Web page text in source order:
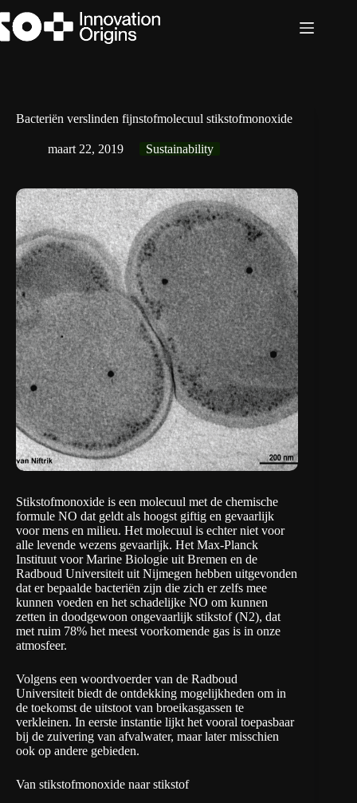
naar
de
Bacteriën verslinden fijnstofmolecuul stikstofmonoxide
maart 22, 2019 Sustainability
Stikstofmonoxide is een molecuul met de chemische
formule NO dat geldt als hoogst giftig en gevaarlijk
voor mens en milieu. Het molecuul is echter niet voor
alle levende wezens gevaarlijk. Het Max-Planck
Instituut voor Marine Biologie uit Bremen en de
Radboud Universiteit uit Nijmegen hebben uitgevonden
dat er bepaalde bacteriën zijn die zich er zelfs mee
kunnen voeden en het schadelijke NO om kunnen
zetten in doodgewoon ongevaarlijk stikstof (N2), dat
met ruim 78% het meest voorkomende gas is in onze
atmosfeer.
Volgens een woordvoerder van de Radboud
Universiteit biedt de ontdekking mogelijkheden om in
de toekomst de uitstoot van broeikasgassen te
verkleinen. In eerste instantie lijkt het vooral toepasbaar
bij de zuivering van afvalwater, maar later misschien
ook op andere gebieden.
Van stikstofmonoxide naar stikstof